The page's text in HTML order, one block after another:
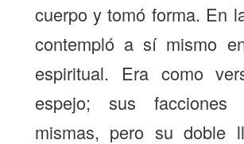
cuerpo y tomó forma. En
contempló a sí mismo
espiritual. Era como
espejo; sus
mismas, pero su doble